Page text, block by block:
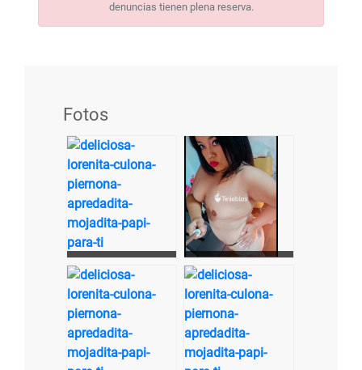
denuncias tienen plena reserva.
Fotos